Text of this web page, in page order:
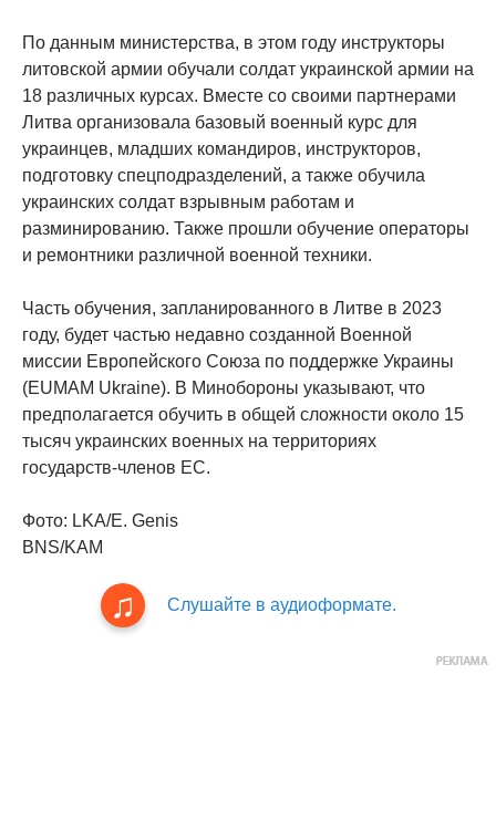
По данным министерства, в этом году инструкторы
литовской армии обучали солдат украинской армии на
18 различных курсах. Вместе со своими партнерами
Литва организовала базовый военный курс для
украинцев, младших командиров, инструкторов,
подготовку спецподразделений, а также обучила
украинских солдат взрывным работам и
разминированию. Также прошли обучение операторы
и ремонтники различной военной техники.
Часть обучения, запланированного в Литве в 2023
году, будет частью недавно созданной Военной
миссии Европейского Союза по поддержке Украины
(EUMAM Ukraine). В Минобороны указывают, что
предполагается обучить в общей сложности около 15
тысяч украинских военных на территориях
государств-членов ЕС.
Фото: LKA/E. Genis
BNS/KAM
Слушайте в аудиоформате.